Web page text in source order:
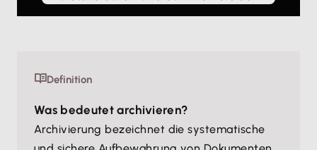
Nutzung des Service zu, um
Akzeptieren
Definition
Was bedeutet archivieren?
Archivierung bezeichnet die systematische